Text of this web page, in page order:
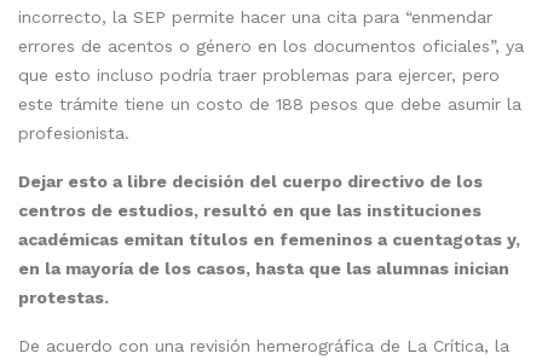
incorrecto, la SEP permite hacer una cita para “enmendar
errores de acentos o género en los documentos oficiales”, ya
que esto incluso podría traer problemas para ejercer, pero
este trámite tiene un costo de 188 pesos que debe asumir la
profesionista.
Dejar esto a libre decisión del cuerpo directivo de los
centros de estudios, resultó en que las instituciones
académicas emitan títulos en femeninos a cuentagotas y,
en la mayoría de los casos, hasta que las alumnas inician
protestas.
De acuerdo con una revisión hemerográfica de La Crítica, la